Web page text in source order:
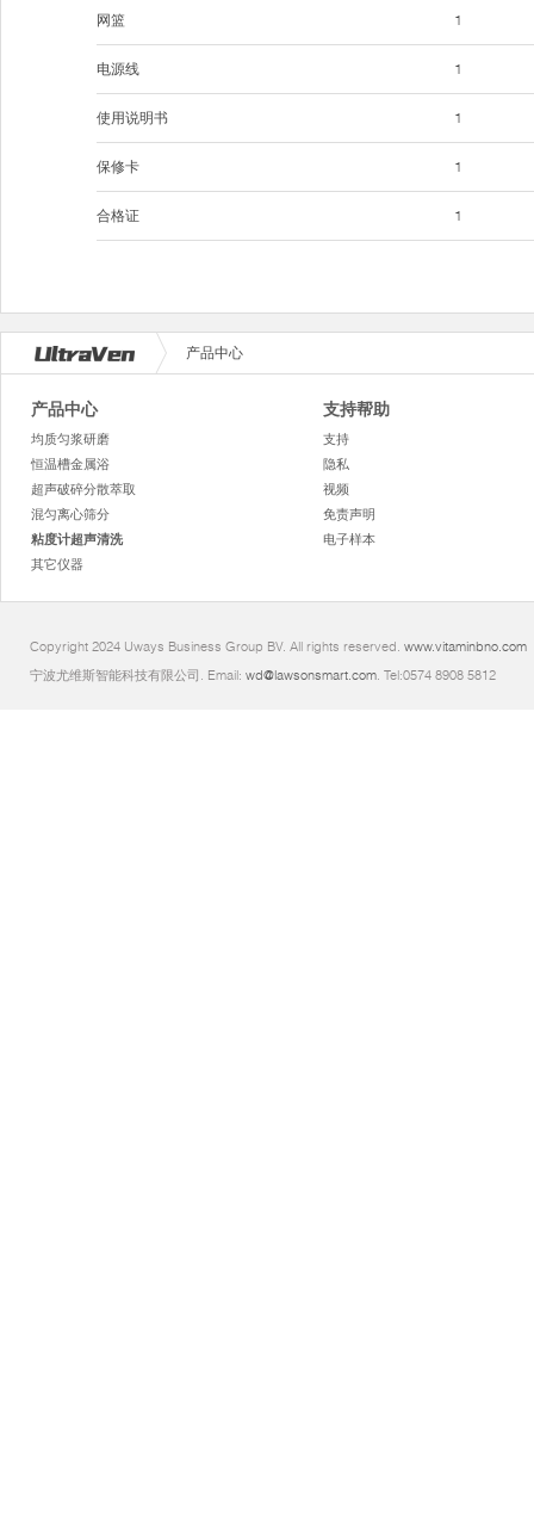
网篮
电源线
使用说明书
保修卡
合格证
1
1
1
1
1
产品中心
产品中心
均质匀浆研磨
恒温槽金属浴
超声破碎分散萃取
混匀离心筛分
粘度计超声清洗
其它仪器
支持帮助
支持
隐私
视频
免责声明
电子样本
Copyright 2024 Uways Business Group BV. All rights reserved. www.vitaminbno.com
宁波尤维斯智能科技有限公司. Email: wd@lawsonsmart.com. Tel:0574 8908 5812